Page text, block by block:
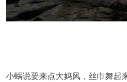
小蜗说要来点大妈风，丝巾舞起